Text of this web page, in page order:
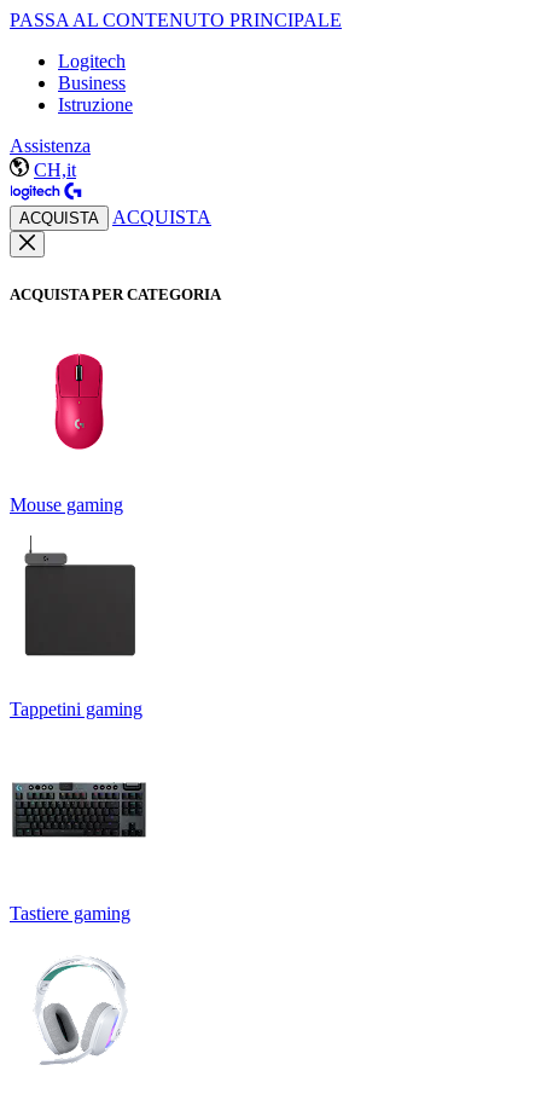
PASSA AL CONTENUTO PRINCIPALE
Logitech
Business
Istruzione
Assistenza
CH,it
ACQUISTA ACQUISTA
ACQUISTA PER CATEGORIA
Mouse gaming
Tappetini gaming
Tastiere gaming